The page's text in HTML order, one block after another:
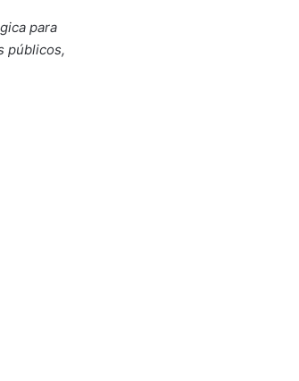
para
públicos,